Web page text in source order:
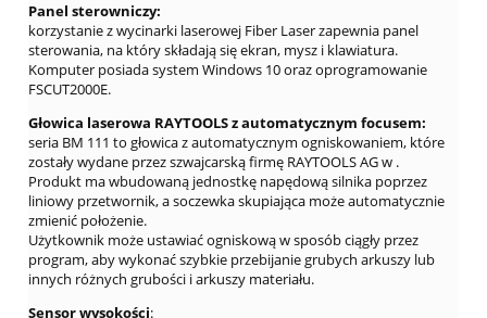
Panel sterowniczy:
korzystanie z wycinarki laserowej Fiber Laser zapewnia panel
sterowania, na który składają się ekran, mysz i klawiatura.
Komputer posiada system Windows 10 oraz oprogramowanie
FSCUT2000E.
Głowica laserowa RAYTOOLS z automatycznym focusem:
seria BM 111 to głowica z automatycznym ogniskowaniem, które
zostały wydane przez szwajcarską firmę RAYTOOLS AG w .
Produkt ma wbudowaną jednostkę napędową silnika poprzez
liniowy przetwornik, a soczewka skupiająca może automatycznie
zmienić położenie.
Użytkownik może ustawiać ogniskową w sposób ciągły przez
program, aby wykonać szybkie przebijanie grubych arkuszy lub
innych różnych grubości i arkuszy materiału.
Sensor wysokości: